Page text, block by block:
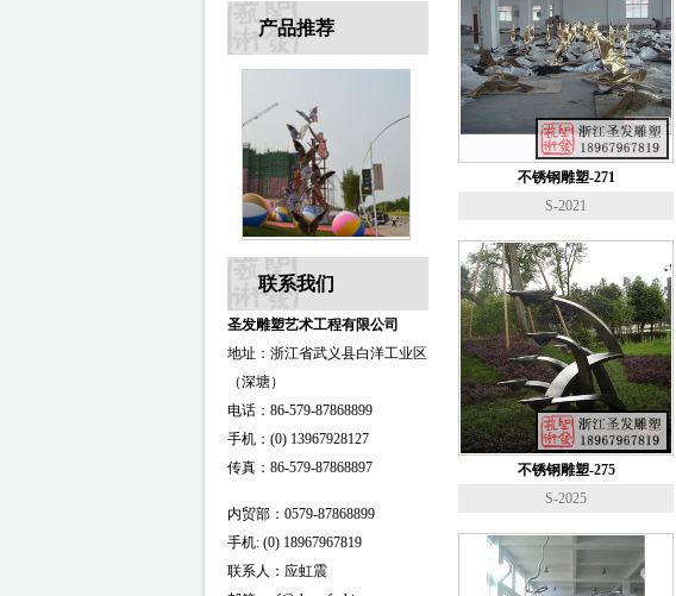
产品推荐
联系我们
圣发雕塑艺术工程有限公司
地址：浙江省武义县白洋工业区
（深塘）
电话：86-579-87868899
手机：(0) 13967928127
传真：86-579-87868897
内贸部：0579-87868899
手机: (0) 18967967819
联系人：应虹震
不锈钢雕塑-271
S-2021
不锈钢雕塑-275
S-2025